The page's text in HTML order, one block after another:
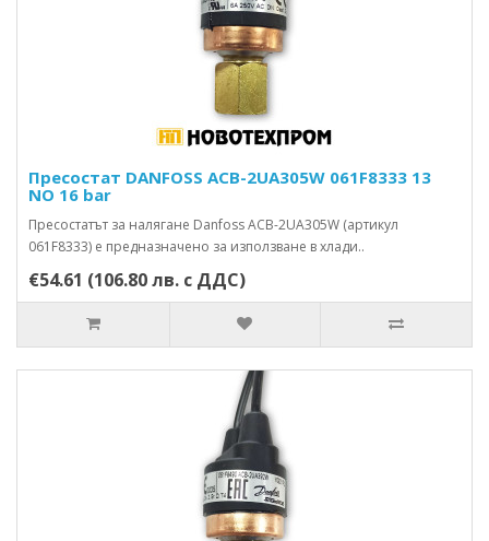
Пресостат DANFOSS ACB-2UA305W 061F8333 13
NO 16 bar
Пресостатът за налягане Danfoss ACB-2UA305W (артикул
061F8333) е предназначено за използване в хлади..
€54.61 (106.80 лв. с ДДС)